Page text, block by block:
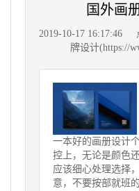
国外画
2019-10-17 16:17:46
牌设计(https://
一本好的画册设计
控上，无论是颜色
应该细心处理选择
意，不要按部就班